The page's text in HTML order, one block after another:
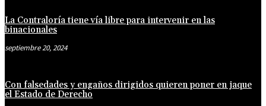
La Contraloría tiene vía libre para intervenir en las
binacionales
septiembre 20, 2024
Con falsedades y engaños dirigidos quieren poner en jaque
el Estado de Derecho